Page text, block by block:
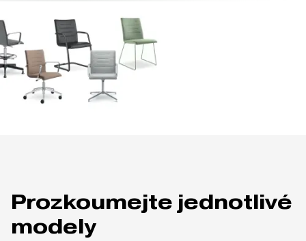
Prozkoumejte jednotlivé
modely